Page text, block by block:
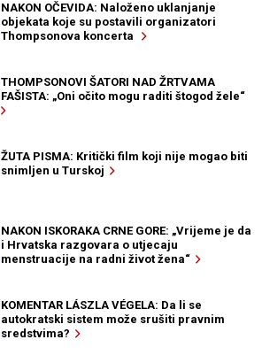
NAKON OČEVIDA: Naloženo uklanjanje
objekata koje su postavili organizatori
Thompsonova koncerta
THOMPSONOVI ŠATORI NAD ŽRTVAMA
FAŠISTA: „Oni očito mogu raditi štogod žele“
ŽUTA PISMA: Kritički film koji nije mogao biti
snimljen u Turskoj
NAKON ISKORAKA CRNE GORE: „Vrijeme je da
i Hrvatska razgovara o utjecaju
menstruacije na radni život žena“
KOMENTAR LÁSZLA VÉGELA: Da li se
autokratski sistem može srušiti pravnim
sredstvima?